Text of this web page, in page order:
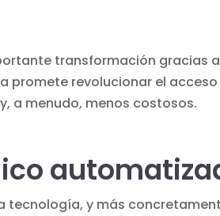
transformación gracias
promete revolucionar el
a menudo, menos costosos.
tecnología, y más